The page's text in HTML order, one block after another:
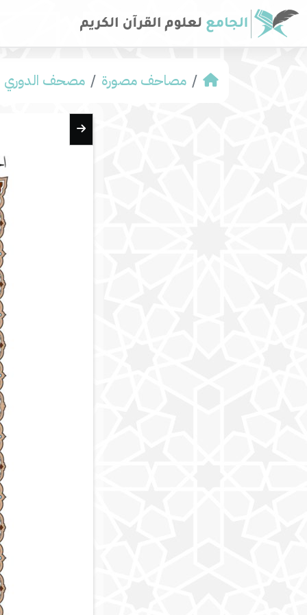
مصاحف مصورة مصحف الدوري